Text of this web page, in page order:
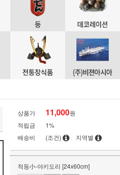
상품가 11,000원
적립금
1%
배송비
(조건) 지역별
적등小-야키도리 [24x60cm]